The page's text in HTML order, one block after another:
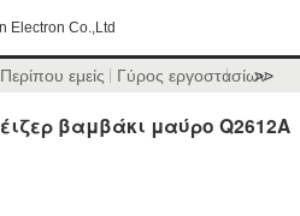
Electron Co.,Ltd
Περίπου εμείς Γύρος εργοστασίων
>>
βαμβάκι μαύρο Q2612A